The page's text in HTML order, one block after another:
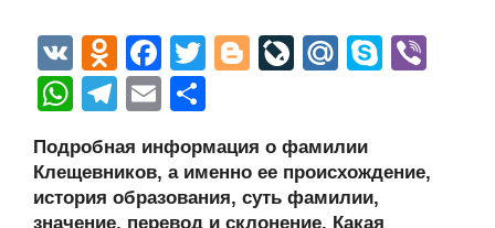
V
K
O
d
n
o
kl
F
a
c
e
b
T
er
Bl
g
er
Li
J
o
M
u
S
e
W
at
s
T
e
gr
E
ail р
а
Подробная информация о фамилии
Клещевников, а именно ее происхождение,
история образования, суть фамилии,
значение, перевод и склонение. Какая